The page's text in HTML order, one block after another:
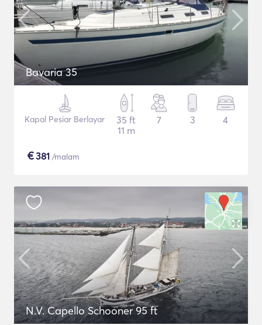
Bavaria 35
Kapal Pesiar Berlayar
35 ft
11 m
7 3 4
€381 /malam
N.V. Capello Schooner 95 ft